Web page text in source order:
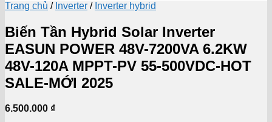
Trang chủ / Inverter / Inverter hybrid
Biến Tần Hybrid Solar Inverter
EASUN POWER 48V-7200VA 6.2KW
48V-120A MPPT-PV 55-500VDC-HOT
SALE-MỚI 2025
6.500.000 ₫